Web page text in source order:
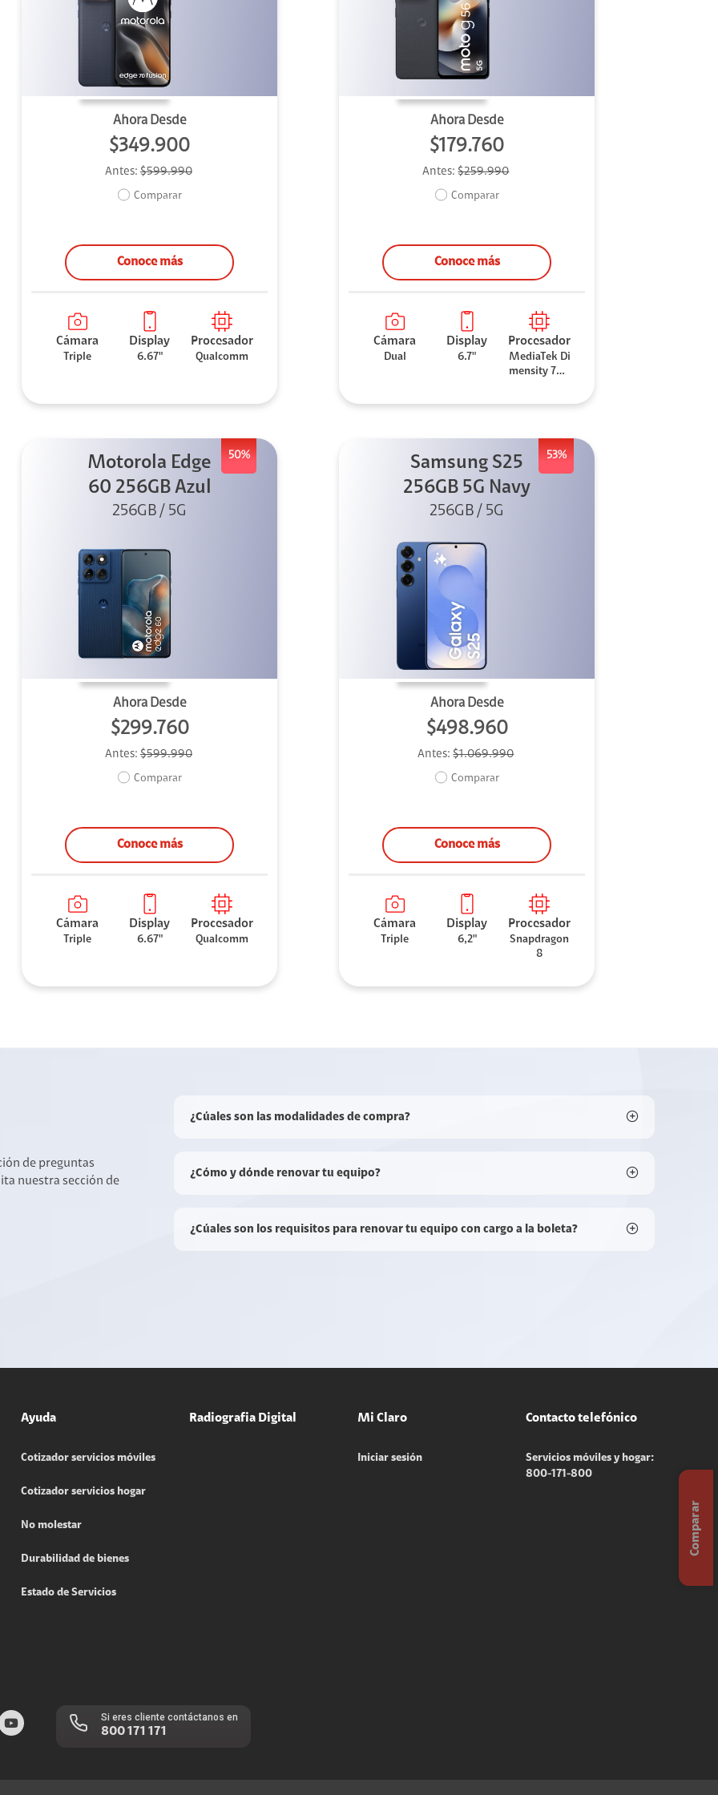
Ahora Desde
$349.900
Antes: $599.990
Comparar
Conoce más
Cámara
Triple
Display
6.67"
Procesador
Qualcomm
Ahora Desde
$179.760
Antes:$259.990
Comparar
Conoce más
Cámara
Dual
Display
6.7"
Procesador
MediaTek Di
mensity 706
50%
Motorola Edge
60 256GB Azul
256GB / 5G
Ahora Desde
$299.760
Antes: $599.990
Comparar
Conoce más
Cámara
Triple
Display
6.67"
Procesador
Qualcomm
53%
Samsung S25
256GB 5G Navy
256GB / 5G
Ahora Desde
$498.960
Antes:$1.069.990
Comparar
Conoce más
Cámara
Triple
Display
6,2"
Procesador
Snapdragon
8
de preguntas
nuestra sección de
¿Cúales son las modalidades de compra?
¿Cómo y dónde renovar tu equipo?
¿Cúales son los requisitos para renovar tu equipo con cargo a la boleta?
Ayuda
Cotizador servicios móviles
Cotizador servicios hogar
No molestar
Durabilidad de bienes
Estado de Servicios
Radiografia Digital Mi Claro
Iniciar sesión
Contacto telefónico
Servicios móviles y hogar:
800-171-800
Si eres cliente contáctanos en
800 171 171